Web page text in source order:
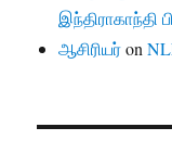
இந்திராகாந்தி
ஆசிரியர்on